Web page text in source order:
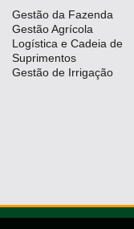
Gestão da Fazenda
Gestão Agrícola
Logística e Cadeia de
Suprimentos
Gestão de Irrigação